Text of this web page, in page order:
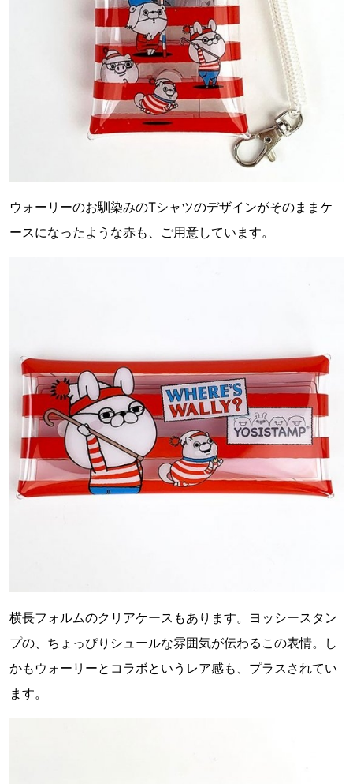
ウォーリーのお馴染みのTシャツのデザインがそのままケ
ースになったような赤も、ご用意しています。
横長フォルムのクリアケースもあります。ヨッシースタン
プの、ちょっぴりシュールな雰囲気が伝わるこの表情。し
かもウォーリーとコラボというレア感も、プラスされてい
ます。